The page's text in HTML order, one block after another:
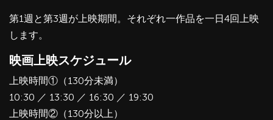
第1週と第3週が上映期間。それぞれ一作品を一日4回上映
します。
映画上映スケジュール
上映時間①（130分未満）
10:30 ／ 13:30 ／ 16:30 ／ 19:30
上映時間②（130分以上）